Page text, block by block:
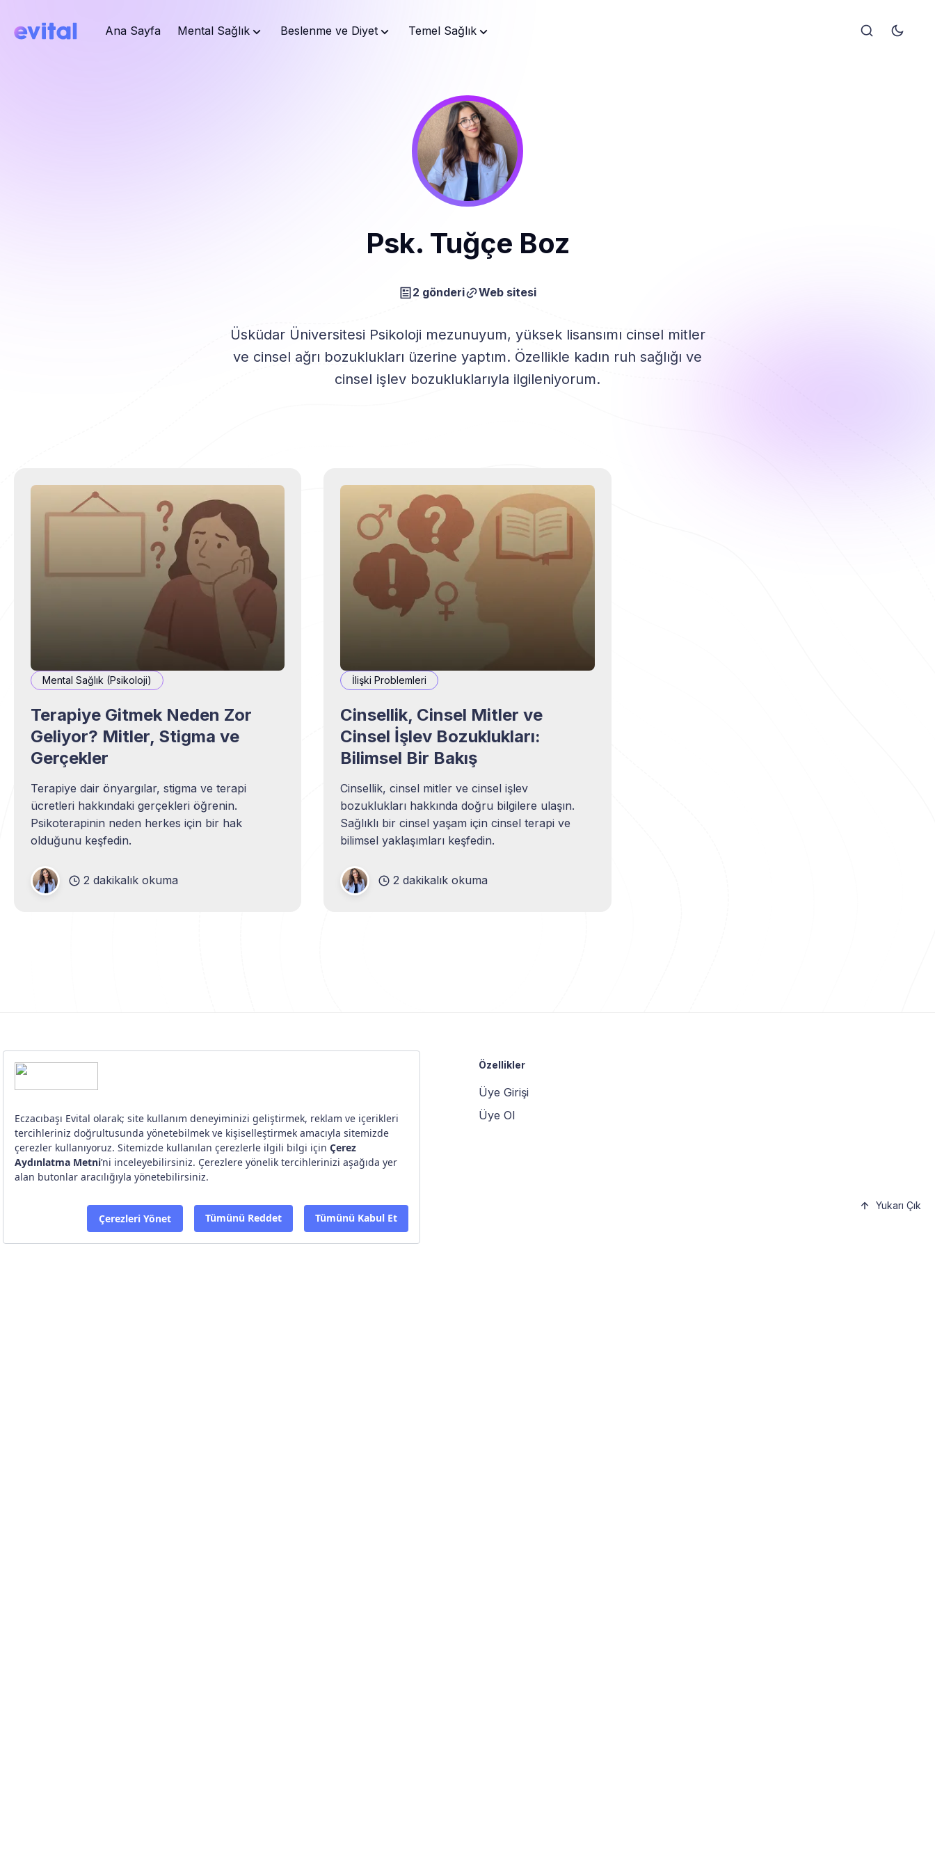
Ana Sayfa Mental Sağlık Beslenme ve Diyet Temel Sağlık
Psk. Tuğçe Boz
2 gönderi Web sitesi
Üsküdar Üniversitesi Psikoloji mezunuyum, yüksek lisansımı cinsel mitler
ve cinsel ağrı bozuklukları üzerine yaptım. Özellikle kadın ruh sağlığı ve
cinsel işlev bozukluklarıyla ilgileniyorum.
Mental Sağlık (Psikoloji)
Terapiye Gitmek Neden Zor
Geliyor? Mitler, Stigma ve
Gerçekler
Terapiye dair önyargılar, stigma ve terapi
ücretleri hakkındaki gerçekleri öğrenin.
Psikoterapinin neden herkes için bir hak
olduğunu keşfedin.
2 dakikalık okuma
İlişki Problemleri
Cinsellik, Cinsel Mitler ve
Cinsel İşlev Bozuklukları:
Bilimsel Bir Bakış
Cinsellik, cinsel mitler ve cinsel işlev
bozuklukları hakkında doğru bilgilere ulaşın.
Sağlıklı bir cinsel yaşam için cinsel terapi ve
bilimsel yaklaşımları keşfedin.
2 dakikalık okuma
Sağlık Profesyoneli ile Online Görüşme
Özellikler
Üye Girişi
Üye Ol
Eczacıbaşı Evital2026.GhostvePortoile yayımlandı Yukarı Çık